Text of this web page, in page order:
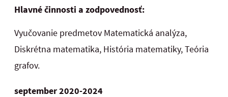
Hlavné činnosti a zodpovednosť:
Vyučovanie predmetov Matematická analýza,
Diskrétna matematika, História matematiky, Teória
grafov.
september 2020-2024